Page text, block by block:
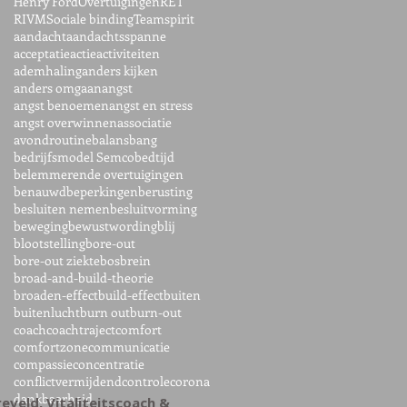
RIVMSociale bindingTeamspirit
aandachtaandachtsspanne
acceptatieactieactiviteiten
ademhalinganders kijken
anders omgaanangst
angst benoemenangst en stress
angst overwinnenassociatie
avondroutinebalansbang
bedrijfsmodel Semcobedtijd
belemmerende overtuigingen
benauwdbeperkingenberusting
besluiten nemenbesluitvorming
bewegingbewustwordingblij
blootstellingbore-out
bore-out ziektebosbrein
broad-and-build-theorie
broaden-effectbuild-effectbuiten
buitenluchtburn outburn-out
coachcoachtrajectcomfort
comfortzonecommunicatie
compassieconcentratie
conflictvermijdendcontrolecorona
dankbaarheidVitaliteitscoach &